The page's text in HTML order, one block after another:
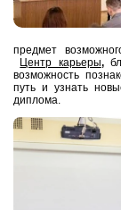
предмет
Центр карьеры,
возможность
путь и узнать
диплома.